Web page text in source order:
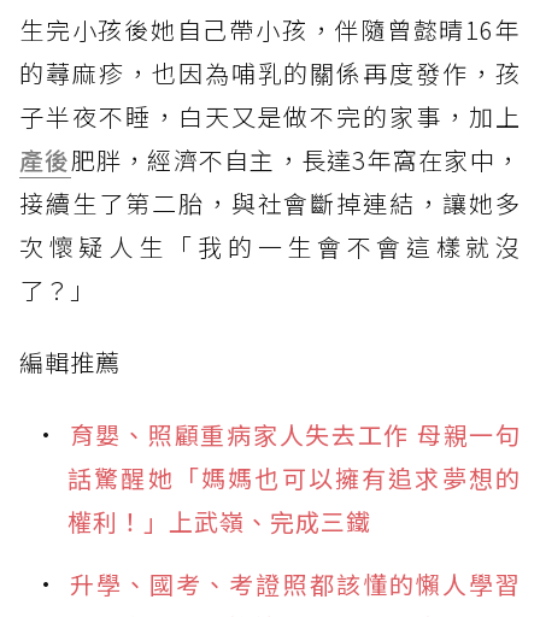
生完小孩後她自己帶小孩，伴隨曾懿晴16年
的蕁麻疹，也因為哺乳的關係再度發作，孩
子半夜不睡，白天又是做不完的家事，加上
產後肥胖，經濟不自主，長達3年窩在家中，
接續生了第二胎，與社會斷掉連結，讓她多
次懷疑人生「我的一生會不會這樣就沒
了？」
編輯推薦
育嬰、照顧重病家人失去工作 母親一句
話驚醒她「媽媽也可以擁有追求夢想的
權利！」上武嶺、完成三鐵
升學、國考、考證照都該懂的懶人學習